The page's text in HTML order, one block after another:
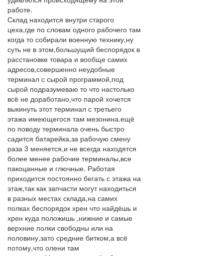
работе.
Склад находится внутри старого
цеха,где по словам одного рабочего там
когда то собирали военную технику,ну
суть не в этом,большущий беспорядок в
расстановке товара и вообще самих
адресов,совершенно неудобные
терминал с сырой программой,под
сырой подразумеваю то что настолько
всё не доработано,что парой хочется
выкинуть этот терминал с третьего
этажа имеющегося там мезонина.ещё
по поводу терминала очень быстро
садится батарейка,за рабочую смену
раза 3 меняется,и не всегда находятся
более менее рабочие терминалы,все
пакоцанные и глючные. Работая
приходится постоянно бегать с этажа на
этаж,так как запчасти могут находиться
в разных местах склада,на самих
полках беспорядок хрен что найдёшь и
хрен куда положишь ,нижние и самые
верхние полки свободны или на
половину,зато средние битком,а всё
потому,что олени там